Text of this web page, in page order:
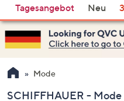
du
heute?
Vorschläge
verfügbar
sind,
verwenden
Sie
Pfeiltasten
Tagesangebot Neu
Mode
SCHIFFHAUER - Mode